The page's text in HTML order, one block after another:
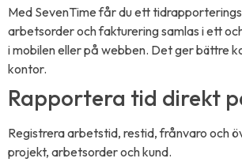
Med SevenTime får du ett
arbetsorder och fakturering samlas i ett
i mobilen eller på webben. Det ger bättre
kontor.
Rapportera tid direkt
Registrera arbetstid, restid, frånvaro och
projekt, arbetsorder och kund.